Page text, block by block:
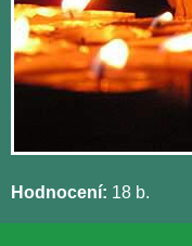
Hodnocení: 18 b.